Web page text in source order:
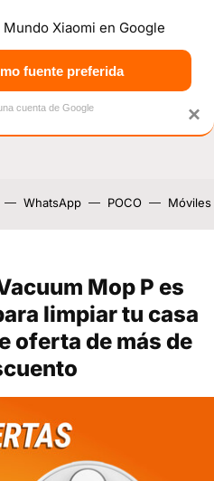
OFERTAS
WhatsApp POCO Móviles
Mop P es
limpiar tu casa
oferta de más de
×
Xiaomi en Google
fuente preferida
cuenta de Google